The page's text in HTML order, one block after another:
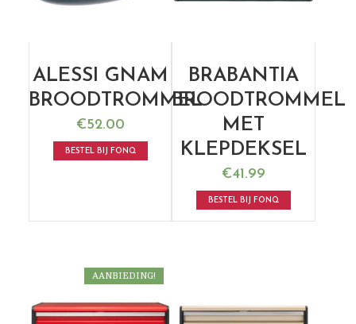
ALESSI GNAM
BROODTROMMEL
€52.00
BESTEL BIJ FONQ
BRABANTIA
BROODTROMMEL
MET
KLEPDEKSEL
€41.99
BESTEL BIJ FONQ
AANBIEDING!